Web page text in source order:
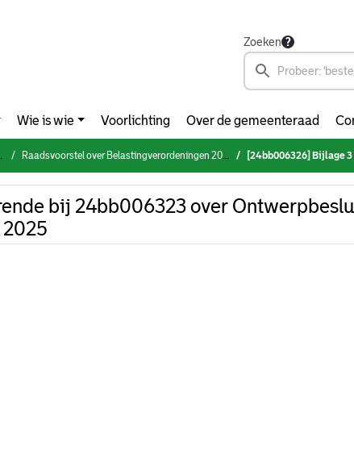
Zoeken
Wie is wie Voorlichting Over de gemeenteraad
Raadsvoorstel over Belastingverordeningen 2025 [24bb006326] Bijlage 3 behorende bij
bij 24bb006323 over